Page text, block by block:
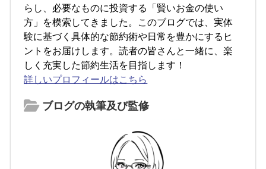
らし、必要なものに投資する「賢いお金の使い
方」を模索してきました。このブログでは、実体
験に基づく具体的な節約術や日常を豊かにするヒ
ントをお届けします。読者の皆さんと一緒に、楽
しく充実した節約生活を目指します！
詳しいプロフィールはこちら
ブログの執筆及び監修